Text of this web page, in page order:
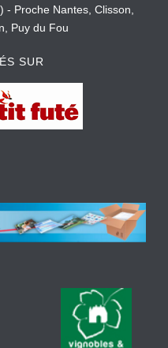
Proche Nantes, Clisson,
Puy du Fou
SUR